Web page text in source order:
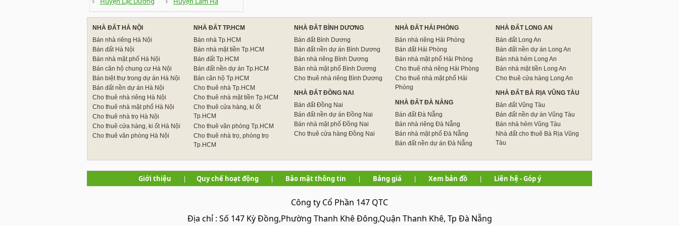
NHÀ ĐẤT HÀ NỘI
Bán nhà riêng Hà Nội
Bán đất Hà Nội
Bán nhà mặt phố Hà Nội
Bán căn hộ chung cư Hà Nội
Bán biệt thự trong dự án Hà Nội
Bán đất nền dự án Hà Nội
Cho thuê nhà riêng Hà Nội
Cho thuê nhà mặt phố Hà Nội
Cho thuê nhà trọ Hà Nội
Cho thuê cửa hàng, ki ốt Hà Nội
Cho thuê văn phòng Hà Nội
NHÀ ĐẤT TP.HCM
Bán nhà Tp.HCM
Bán nhà mặt tiền Tp.HCM
Bán đất Tp.HCM
Bán đất nền dự án Tp.HCM
Bán căn hộ Tp.HCM
Cho thuê nhà Tp.HCM
Cho thuê nhà mặt tiền Tp.HCM
Cho thuê cửa hàng, ki ốt
Tp.HCM
Cho thuê văn phòng Tp.HCM
Cho thuê nhà trọ, phòng trọ
Tp.HCM
NHÀ ĐẤT BÌNH DƯƠNG
Bán đất Bình Dương
Bán đất nền dự án Bình Dương
Bán nhà riêng Bình Dương
Bán nhà mặt phố Bình Dương
Cho thuê nhà riêng Bình Dương
NHÀ ĐẤT ĐỒNG NAI
Bán đất Đồng Nai
Bán đất nền dự án Đồng Nai
Bán nhà mặt phố Đồng Nai
Cho thuê cửa hàng Đồng Nai
NHÀ ĐẤT HẢI PHÒNG
Bán nhà riêng Hải Phòng
Bán đất Hải Phòng
Bán nhà mặt phố Hải Phòng
Cho thuê nhà riêng Hải Phòng
Cho thuê nhà mặt phố Hải
Phòng
NHÀ ĐẤT ĐÀ NẴNG
Bán đất Đà Nẵng
Bán nhà riêng Đà Nẵng
Bán nhà mặt phố Đà Nẵng
Bán đất nền dự án Đà Nẵng
NHÀ ĐẤT LONG AN
Bán đất Long An
Bán đất nền dự án Long An
Bán nhà hẻm Long An
Bán nhà mặt tiền Long An
Cho thuê cửa hàng Long An
NHÀ ĐẤT BÀ RỊA VŨNG TÀU
Bán đất Vũng Tàu
Bán đất nền dự án Vũng Tàu
Bán nhà hẻm Vũng Tàu
Nhà đất cho thuê Bà Rịa Vũng
Tàu
Giới thiệu | Quy chế hoạt động | Bảo mật thông tin | Bảng giá | Xem bản đồ | Liên hệ - Góp ý
Công ty Cổ Phần 147 QTC
Địa chỉ : Số 147 Kỳ Đồng,Phường Thanh Khê Đông,Quận Thanh Khê, Tp Đà Nẵng